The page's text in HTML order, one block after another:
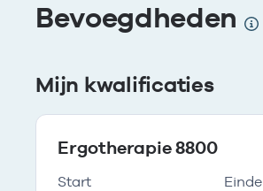
Bevoegdheden
Mijn kwalificaties
Ergotherapie 8800
Start
Einde